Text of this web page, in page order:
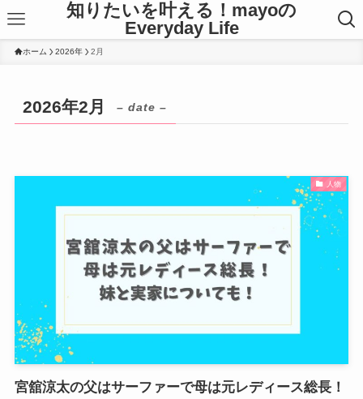
知りたいを叶える！mayoの
Everyday Life
ホーム 2026年 2月
2026年2月 – date –
人物
宮舘涼太の父はサーファーで母は元レディース総長！